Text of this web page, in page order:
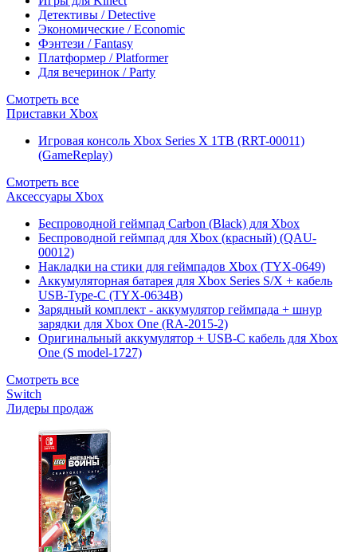
Детективы / Detective
Экономические / Economic
Фэнтези / Fantasy
Платформер / Platformer
Для вечеринок / Party
Смотреть все
Приставки Xbox
Игровая консоль Xbox Series X 1TB (RRT-00011)
(GameReplay)
Смотреть все
Аксессуары Xbox
Беспроводной геймпад Carbon (Black) для Xbox
Беспроводной геймпад для Xbox (красный) (QAU-
00012)
Накладки на стики для геймпадов Xbox (TYX-0649)
Аккумуляторная батарея для Xbox Series S/X + кабель
USB-Type-C (TYX-0634B)
Зарядный комплект - аккумулятор геймпада + шнур
зарядки для Xbox One (RA-2015-2)
Оригинальный аккумулятор + USB-C кабель для Xbox
One (S model-1727)
Смотреть все
Switch
Лидеры продаж